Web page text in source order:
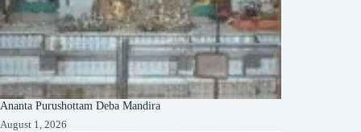
Ananta Purushottam Deba Mandira
August 1, 2026